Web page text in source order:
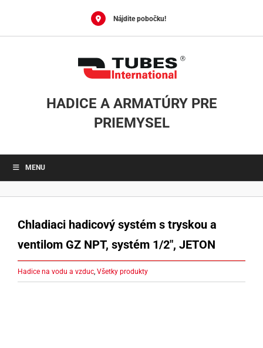
Nájdite pobočku!
HADICE A ARMATÚRY PRE
PRIEMYSEL
MENU
Chladiaci hadicový systém s tryskou a
ventilom GZ NPT, systém 1/2″, JETON
Hadice na vodu a vzduc, Všetky produkty